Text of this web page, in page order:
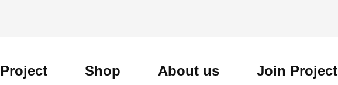
Project Shop About us Join Project